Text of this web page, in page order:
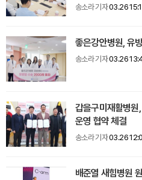
송소라 기자03.26
좋은강안병원, 유
송소라 기자03.26
갑을구미재활병원
운영 협약 체결
송소라 기자03.26
배준열 새힘병원